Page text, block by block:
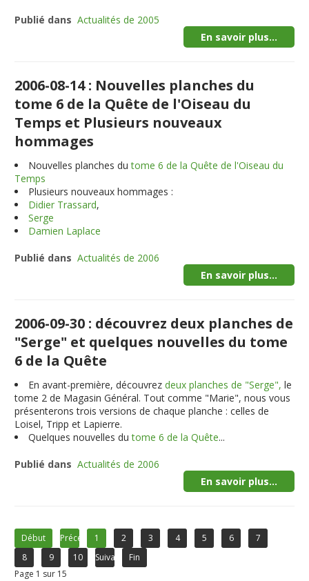
Publié dans Actualités de 2005
En savoir plus...
2006-08-14 : Nouvelles planches du
tome 6 de la Quête de l'Oiseau du
Temps et Plusieurs nouveaux
hommages
Nouvelles planches dutome 6 de la Quête de l'Oiseau du
Temps
Plusieurs nouveaux hommages :
Didier Trassard,
Serge
Damien Laplace
Publié dans Actualités de 2006
En savoir plus...
2006-09-30 : découvrez deux planches de
"Serge" et quelques nouvelles du tome
6 de la Quête
En avant-première, découvrezdeux planches de "Serge", le
tome 2 de Magasin Général. Tout comme "Marie", nous vous
présenterons trois versions de chaque planche : celles de
Loisel, Tripp et Lapierre.
Quelques nouvelles dutome 6 de la Quête...
Publié dans Actualités de 2006
En savoir plus...
Début Précédent1 2 3 4 5 6
7
8
9 10 Suivant
Fin
Page 1 sur 15